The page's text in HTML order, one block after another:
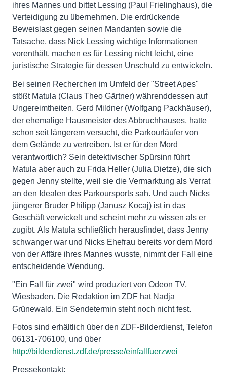
ihres Mannes und bittet Lessing (Paul Frielinghaus), die
Verteidigung zu übernehmen. Die erdrückende
Beweislast gegen seinen Mandanten sowie die
Tatsache, dass Nick Lessing wichtige Informationen
vorenthält, machen es für Lessing nicht leicht, eine
juristische Strategie für dessen Unschuld zu entwickeln.
Bei seinen Recherchen im Umfeld der "Street Apes"
stößt Matula (Claus Theo Gärtner) währenddessen auf
Ungereimtheiten. Gerd Mildner (Wolfgang Packhäuser),
der ehemalige Hausmeister des Abbruchhauses, hatte
schon seit längerem versucht, die Parkourläufer von
dem Gelände zu vertreiben. Ist er für den Mord
verantwortlich? Sein detektivischer Spürsinn führt
Matula aber auch zu Frida Heller (Julia Dietze), die sich
gegen Jenny stellte, weil sie die Vermarktung als Verrat
an den Idealen des Parkoursports sah. Und auch Nicks
jüngerer Bruder Philipp (Janusz Kocaj) ist in das
Geschäft verwickelt und scheint mehr zu wissen als er
zugibt. Als Matula schließlich herausfindet, dass Jenny
schwanger war und Nicks Ehefrau bereits vor dem Mord
von der Affäre ihres Mannes wusste, nimmt der Fall eine
entscheidende Wendung.
"Ein Fall für zwei" wird produziert von Odeon TV,
Wiesbaden. Die Redaktion im ZDF hat Nadja
Grünewald. Ein Sendetermin steht noch nicht fest.
Fotos sind erhältlich über den ZDF-Bilderdienst, Telefon
06131-706100, und über
http://bilderdienst.zdf.de/presse/einfallfuerzwei
Pressekontakt: